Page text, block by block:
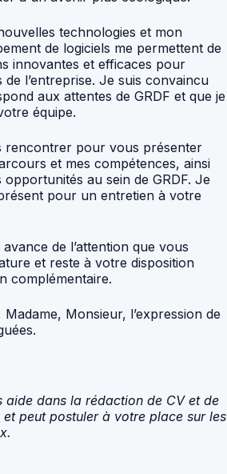
technologies et mon
de logiciels me permettent de
innovantes et efficaces pour
l’entreprise. Je suis convaincu
aux attentes de GRDF et que je
équipe.
rencontrer pour vous présenter
et mes compétences, ainsi
au sein de GRDF. Je
pour un entretien à votre
de l’attention que vous
et reste à votre disposition
complémentaire.
Monsieur, l’expression de
aide dans la rédaction de CV et de
peut postuler à votre place sur les